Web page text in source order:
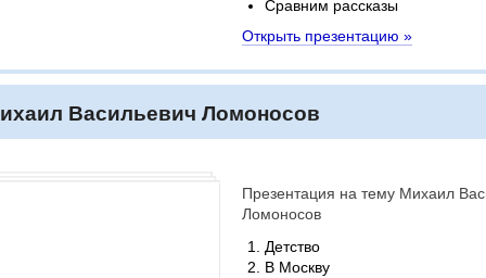
Сравним рассказы
Открыть презентацию »
Васильевич Ломоносов
Презентация на тему Михаил
Ломоносов
Детство
В Москву